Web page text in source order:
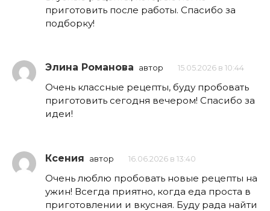
приготовить после работы. Спасибо за
подборку!
Элина Романова автор 15.05.2026 в 10:44
Очень классные рецепты, буду пробовать
приготовить сегодня вечером! Спасибо за
идеи!
Ксения автор 16.06.2026 в 13:40
Очень люблю пробовать новые рецепты на
ужин! Всегда приятно, когда еда проста в
приготовлении и вкусная. Буду рада найти